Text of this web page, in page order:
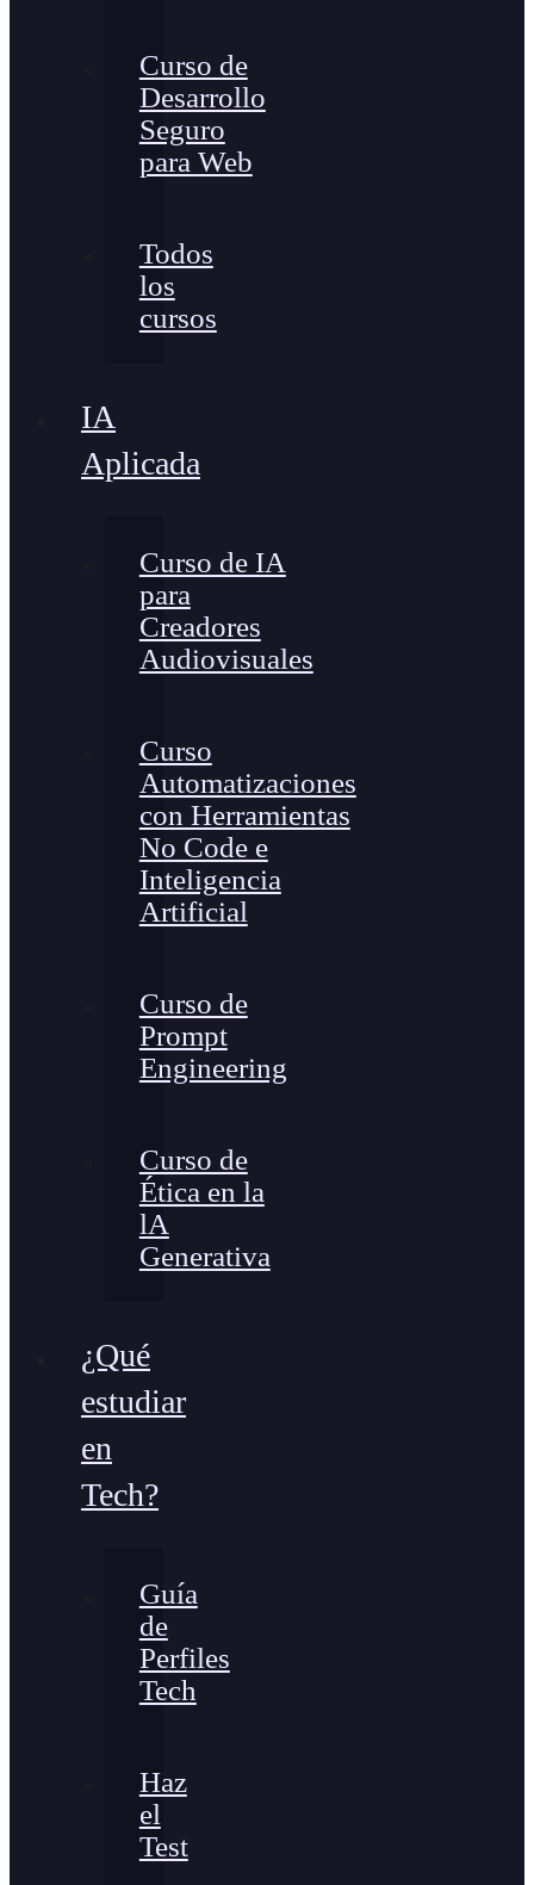
Curso de
Desarrollo
Seguro
para Web
Todos
los
cursos
IA
Aplicada
Curso de IA
para
Creadores
Audiovisuales
Curso
Automatizaciones
con Herramientas
No Code e
Inteligencia
Artificial
Curso de
Prompt
Engineering
Curso de
Ética en la
lA
Generativa
¿Qué
estudiar
en
Tech?
Guía
de
Perfiles
Tech
Haz
el
Test